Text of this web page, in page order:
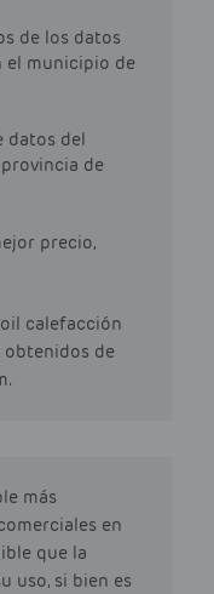
de los datos
el municipio de
datos del
de
precio,
calefacción
obtenidos de
más
en
que la
uso, si bien es